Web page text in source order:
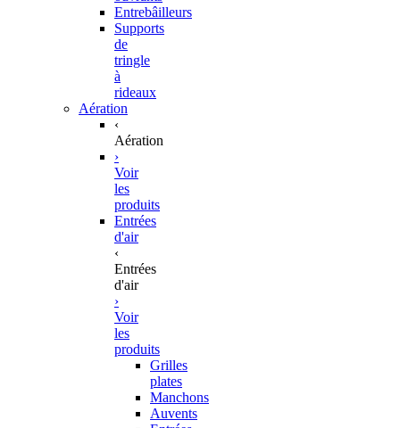
Entrebâilleurs
Supports
de
tringle
à
rideaux
Aération
‹
Aération
›
Voir
les
produits
Entrées
d'air
‹
Entrées
d'air
›
Voir
les
produits
Grilles
plates
Manchons
Auvents